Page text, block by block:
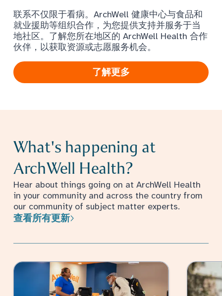
联系不仅限于看病。ArchWell 健康中心与食品和
就业援助等组织合作，为您提供支持并服务于当
地社区。了解您所在地区的 ArchWell Health 合作
伙伴，以获取资源或志愿服务机会。
了解更多
What's happening at
ArchWell Health?
Hear about things going on at ArchWell Health
in your community and across the country from
our community of subject matter experts.
查看所有更新